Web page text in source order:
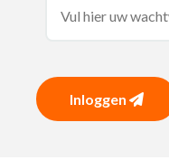
Inloggen